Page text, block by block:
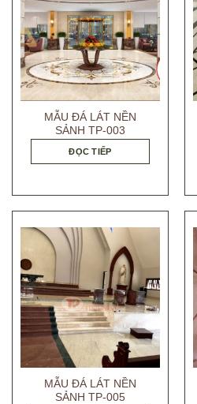
MẪU ĐÁ LÁT NỀN
SẢNH TP-003
ĐỌC TIẾP
MẪU ĐÁ LÁT NỀN
SẢNH TP-005